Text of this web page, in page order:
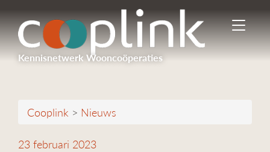
Kennisnetwerk Wooncoöperaties
I
n
-
Cooplink > Nieuws
23 februari 2023